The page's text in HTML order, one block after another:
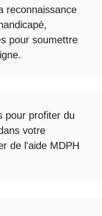
reconnaissance
,
pour soumettre
.
pour profiter du
votre
de l'aide MDPH